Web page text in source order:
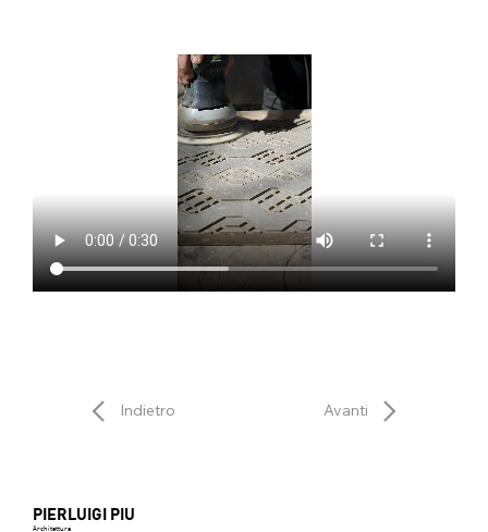
Avanti
Indietro
PIERLUIGI PIU
Architettura